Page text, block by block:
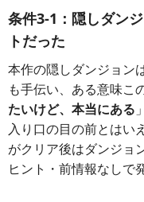
条件3-1：隠しダン
トだった
本作の隠しダンジョン
も手伝い、ある意味こ
たいけど、本当にある
入り口の目の前とはい
がクリア後はダンジョ
ヒント・前情報なしで